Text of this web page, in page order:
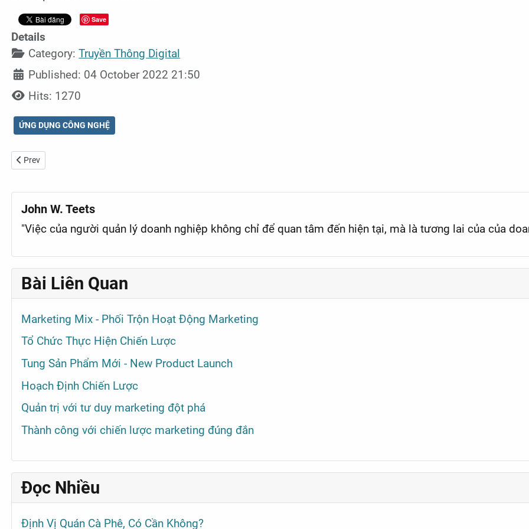
Save
Details
Category:Truyền Thông Digital
Published: 04 October 2022 21:50
Hits: 1270
ỨNG DỤNG CÔNG NGHỆ
Previous article: Dự đoán quảng cáo thương mại điện tử cho năm 2023
Prev
John W. Teets
"Việc của người quản lý doanh nghiệp không chỉ để quan tâm đến hiện tại, mà là tương lai của của
Bài Liên Quan
Marketing Mix - Phối Trộn Hoạt Động Marketing
Tổ Chức Thực Hiện Chiến Lược
Tung Sản Phẩm Mới - New Product Launch
Hoạch Định Chiến Lược
Quản trị với tư duy marketing đột phá
Thành công với chiến lược marketing đúng đắn
Đọc Nhiều
Định Vị Quán Cà Phê, Có Cần Không?